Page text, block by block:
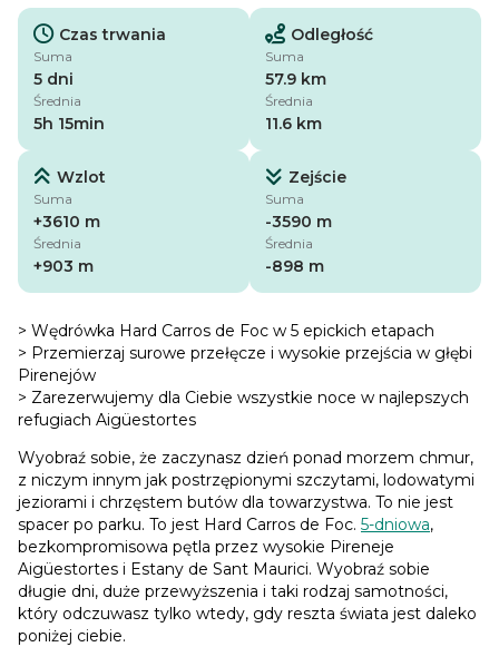
Czas trwania
Suma
5 dni
Średnia
5h 15min
Odległość
Suma
57.9 km
Średnia
11.6 km
Wzlot
Suma
+3610 m
Średnia
+903 m
Zejście
Suma
-3590 m
Średnia
-898 m
> Wędrówka Hard Carros de Foc w 5 epickich etapach
> Przemierzaj surowe przełęcze i wysokie przejścia w głębi
Pirenejów
> Zarezerwujemy dla Ciebie wszystkie noce w najlepszych
refugiach Aigüestortes
Wyobraź sobie, że zaczynasz dzień ponad morzem chmur,
z niczym innym jak postrzępionymi szczytami, lodowatymi
jeziorami i chrzęstem butów dla towarzystwa. To nie jest
spacer po parku. To jest Hard Carros de Foc. 5-dniowa,
bezkompromisowa pętla przez wysokie Pireneje
Aigüestortes i Estany de Sant Maurici. Wyobraź sobie
długie dni, duże przewyższenia i taki rodzaj samotności,
który odczuwasz tylko wtedy, gdy reszta świata jest daleko
poniżej ciebie.